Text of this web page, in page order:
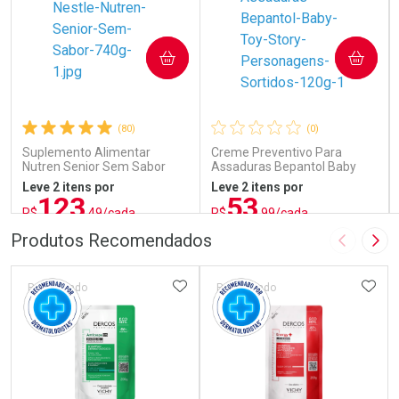
(80)
Suplemento Alimentar
Nutren Senior Sem Sabor
740g
Leve 2 itens por
R$123,49/cada
COMPRAR
FECHAR
FECHAR
Por Menos
(0)
Creme Preventivo Para
Assaduras Bepantol Baby
Toy Story Personagens
Sortidos 120g
Leve 2 itens por
R$53,99/cada
COMPRAR
Por Menos
Produtos Recomendados Imagem
Patrocinado ADICIONAR AOS FAVORITOS
Patrocinado